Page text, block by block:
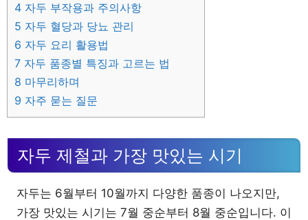
4 자두 부작용과 주의사항
5 자두 혈당과 당뇨 관리
6 자두 요리 활용법
7 자두 품종별 특징과 고르는 법
8 마무리하며
9 자주 묻는 질문
자두 제철과 가장 맛있는 시기
자두는 6월부터 10월까지 다양한 품종이 나오지만,
가장 맛있는 시기는 7월 중순부터 8월 중순입니다. 이